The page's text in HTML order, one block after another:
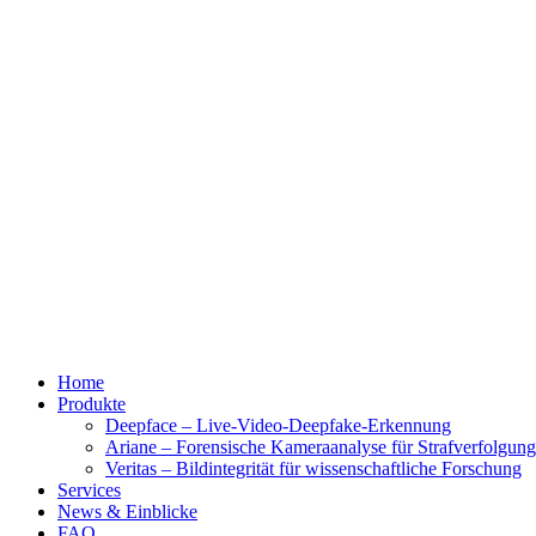
Home
Produkte
Deepface – Live-Video-Deepfake-Erkennung
Ariane – Forensische Kameraanalyse für
Veritas – Bildintegrität für wissenschaftliche Forschung
Services
News & Einblicke